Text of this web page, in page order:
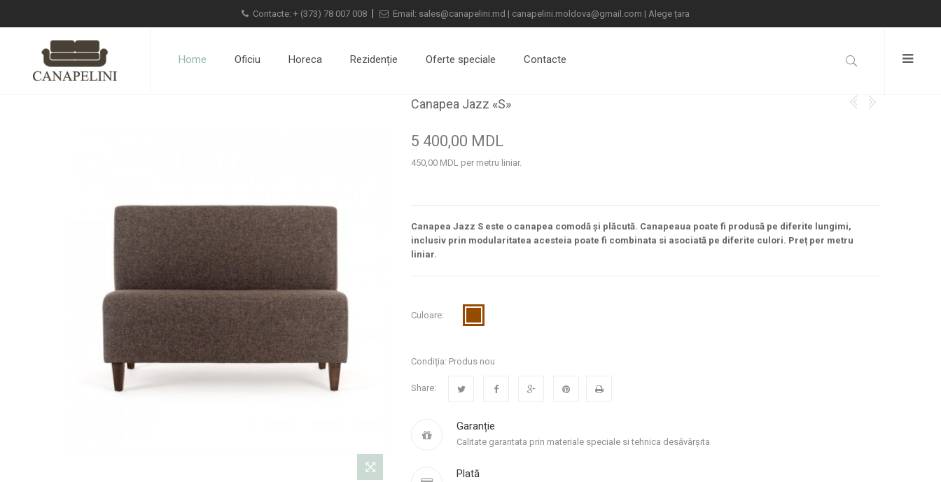
Contacte: + (373) 78 007 008 Email: sales@canapelini.md | canapelini.moldova@gmail.com | Alege țara
Home Oficiu Horeca Rezidenție Oferte speciale Contacte
Canapea Jazz «S»
5 400,00 MDL
450,00 MDL per metru liniar.
Canapea Jazz S este o canapea comodă și plăcută. Canapeaua poate fi produsă pe diferite lungimi,
inclusiv prin modularitatea acesteia poate fi combinata si asociată pe diferite culori. Preț per metru
liniar.
Culoare:
Condiția: Produs nou
Share:
Garanție
Calitate garantata prin materiale speciale si tehnica desăvârșita
Plată